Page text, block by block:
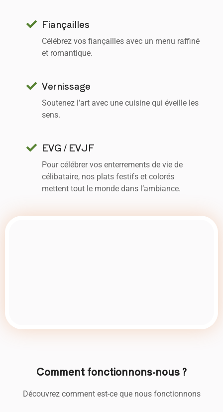
Fiançailles
Célébrez vos fiançailles avec un menu raffiné
et romantique.
Vernissage
Soutenez l’art avec une cuisine qui éveille les
sens.
EVG / EVJF
Pour célébrer vos enterrements de vie de
célibataire, nos plats festifs et colorés
mettent tout le monde dans l’ambiance.
Comment fonctionnons-nous ?
Découvrez comment est-ce que nous fonctionnons